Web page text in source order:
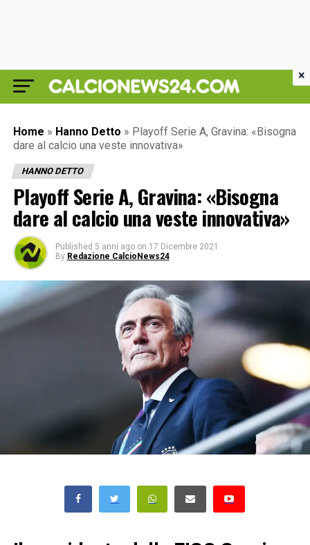
Home » Hanno Detto » Playoff Serie A, Gravina: «Bisogna
dare al calcio una veste innovativa»
HANNO DETTO
Playoff Serie A, Gravina: «Bisogna
dare al calcio una veste innovativa»
Published 5 anni ago on 17 Dicembre 2021
By Redazione CalcioNews24
×